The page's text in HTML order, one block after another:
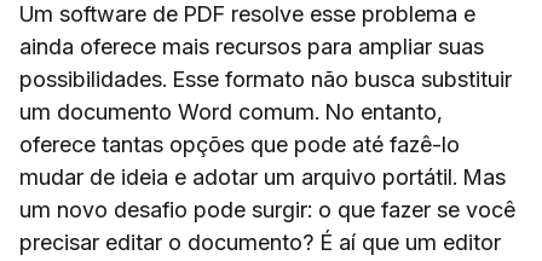
Um software de PDF resolve esse problema e
ainda oferece mais recursos para ampliar suas
possibilidades. Esse formato não busca substituir
um documento Word comum. No entanto,
oferece tantas opções que pode até fazê-lo
mudar de ideia e adotar um arquivo portátil. Mas
um novo desafio pode surgir: o que fazer se você
precisar editar o documento? É aí que um editor